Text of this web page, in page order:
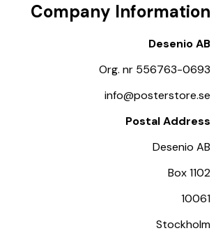
Company
Org. nr 556763-
Postal
Box